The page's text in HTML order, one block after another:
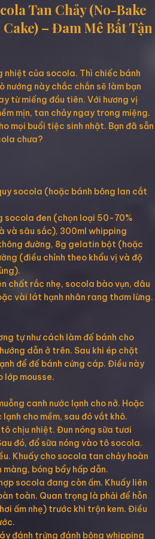
Tan Chảy (No-Bake
– Đam Mê Bất Tận
nhiệt của socola. Thì chiếc bánh
nướng này chắc chắn sẽ làm bạn
từ miếng đầu tiên. Với hương vị
mịn, tan chảy ngay trong miệng.
mọi buổi tiệc sinh nhật. Bạn đã sẵn
chưa?
socola (hoặc bánh bông lan cắt
socola đen (chọn loại 50-70%
và sâu sắc), 300ml whipping
đường, 8g gelatin bột (hoặc
(điều chỉnh theo khẩu vị và độ
chất rắc nhẹ, socola bào vụn, dâu
vài lát hạnh nhân rang thơm lừng.
tự như cách làm đế bánh cho
dẫn ở trên. Sau khi ép chặt
để đế bánh cứng cáp. Điều này
lớp mousse.
canh nước lạnh cho nở. Hoặc
cho mềm, sau đó vắt khô.
chịu nhiệt. Đun nóng sữa tươi
đó, đổ sữa nóng vào tô socola.
Khuấy cho socola tan chảy hoàn
bóng bẩy hấp dẫn.
socola đang còn ấm. Khuấy liên
toàn. Quan trọng là phải để hỗn
ấm nhẹ) trước khi trộn kem. Điều
đánh trứng đánh bông whipping